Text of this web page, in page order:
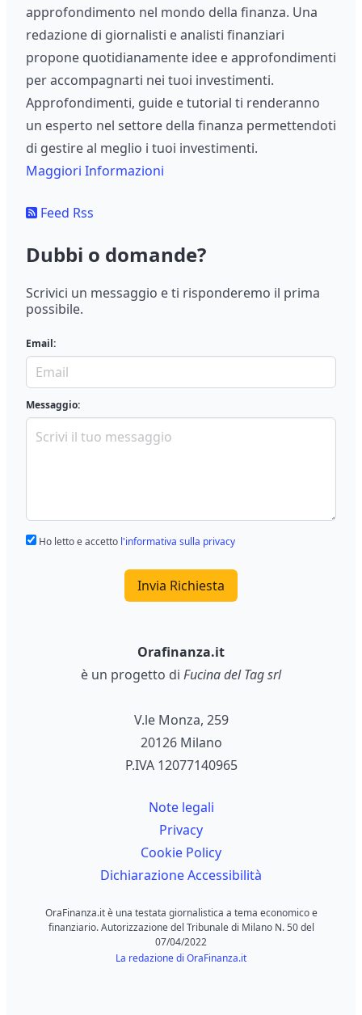
approfondimento nel mondo della finanza. Una
redazione di giornalisti e analisti finanziari
propone quotidianamente idee e approfondimenti
per accompagnarti nei tuoi investimenti.
Approfondimenti, guide e tutorial ti renderanno
un esperto nel settore della finanza permettendoti
di gestire al meglio i tuoi investimenti.
Maggiori Informazioni
Feed Rss
Dubbi o domande?
Scrivici un messaggio e ti risponderemo il prima
possibile.
Email:
Messaggio:
Ho letto e accetto l'informativa sulla privacy
Invia Richiesta
Orafinanza.it
è un progetto di Fucina del Tag srl
V.le Monza, 259
20126 Milano
P.IVA 12077140965
Note legali
Privacy
Cookie Policy
Dichiarazione Accessibilità
OraFinanza.it è una testata giornalistica a tema economico e
finanziario. Autorizzazione del Tribunale di Milano N. 50 del
07/04/2022
La redazione di OraFinanza.it